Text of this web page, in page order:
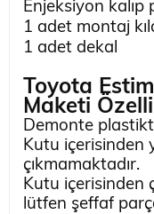
Enjeksiyon
1 adet montaj
1 adet dekal
Toyota
Maketi
Demonte
Kutu içerisinden
çıkmamaktadır.
Kutu içerisinden
lütfen şeffaf parça